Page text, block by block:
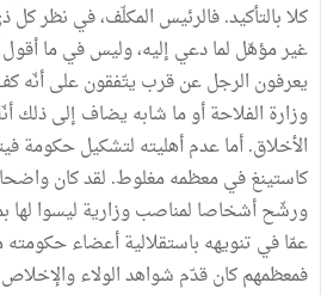
كلا بالتأكيد. فالرئيس المكلّف، في نظر كل
غير مؤهّل لما دعي إليه، وليس في ما
يعرفون الرجل عن قرب يتّفقون على أنّه
وزارة الفلاحة أو ما شابه يضاف إلى ذلك
الأخلاق. أما عدم أهليته لتشكيل حكومة
كاستينغ في معظمه مغلوط. لقد كان
ورشّح أشخاصا لمناصب وزارية ليسوا لها
عمّا في تنويهه باستقلالية أعضاء
فمعظمهم كان قدّم شواهد الولاء